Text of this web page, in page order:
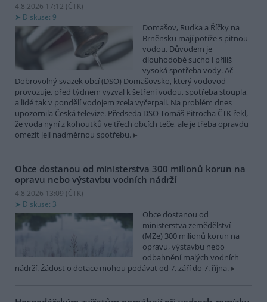
4.8.2026 17:12 (ČTK)
Diskuse: 9
Domašov, Rudka a Říčky na
Brněnsku mají potíže s pitnou
vodou. Důvodem je
dlouhodobé sucho i příliš
vysoká spotřeba vody. Ač
Dobrovolný svazek obcí (DSO) Domašovsko, který vodovod
provozuje, před týdnem vyzval k šetření vodou, spotřeba stoupla,
a lidé tak v pondělí vodojem zcela vyčerpali. Na problém dnes
upozornila Česká televize. Předseda DSO Tomáš Pitrocha ČTK řekl,
že voda nyní z kohoutků ve třech obcích teče, ale je třeba opravdu
omezit její nadměrnou spotřebu.
Obce dostanou od ministerstva 300 milionů korun na
opravu nebo výstavbu vodních nádrží
4.8.2026 13:09 (ČTK)
Diskuse: 3
Obce dostanou od
ministerstva zemědělství
(MZe) 300 milionů korun na
opravu, výstavbu nebo
odbahnění malých vodních
nádrží. Žádost o dotace mohou podávat od 7. září do 7. října.